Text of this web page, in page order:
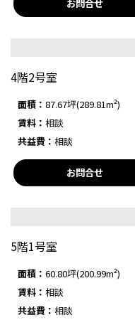
お問合せ
4階2号室
面積： 87.67坪(289.81m²)
賃料： 相談
共益費： 相談
お問合せ
5階1号室
面積： 60.80坪(200.99m²)
賃料： 相談
共益費： 相談